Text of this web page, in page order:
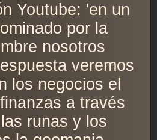
Youtube: 'en un
por la
nosotros
veremos
los negocios el
a través
runas y los